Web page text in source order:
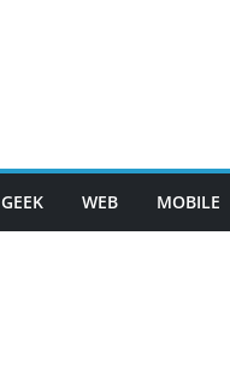
GEEK WEB MOBILE